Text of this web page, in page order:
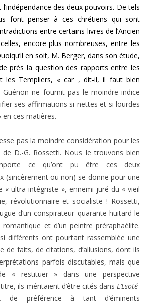
des deux pouvoirs. De tels
font penser à ces chrétiens qui sont
entre certains livres de l’Ancien
encore plus nombreuses, entre les
en soit, M. Berger, dans son étude,
près la question des rapports entre les
les Templiers, « car , dit-il, il faut bien
Guénon ne fournit pas le moindre indice
ses affirmations si nettes et si lourdes
en ces matières.
pas la moindre considération pour les
de D.-G. Rossetti. Nous le trouvons bien
ce qu’ont pu être ces deux
(sincèrement ou non) se donne pour une
« ultra-intégriste », ennemi juré du « vieil
révolutionnaire et socialiste ! Rossetti,
d’un conspi­rateur quarante-huitard le
romantique et d’un peintre préraphaélite.
diffé­rents ont pourtant rassemblée une
de faits, de citations, d’allusions, dont ils
parfois discutables, mais que
« restituer » dans une perspective
ils méritaient d’être cités dans L’Esoté­
de préférence à tant d’éminents